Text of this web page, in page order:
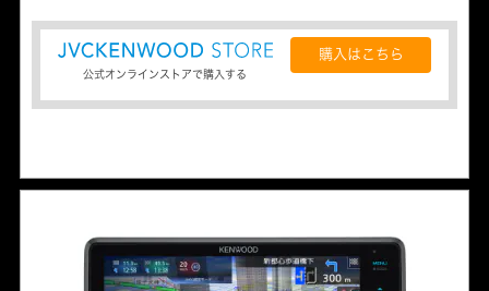
公式オンラインストアで購入する
購入はこちら